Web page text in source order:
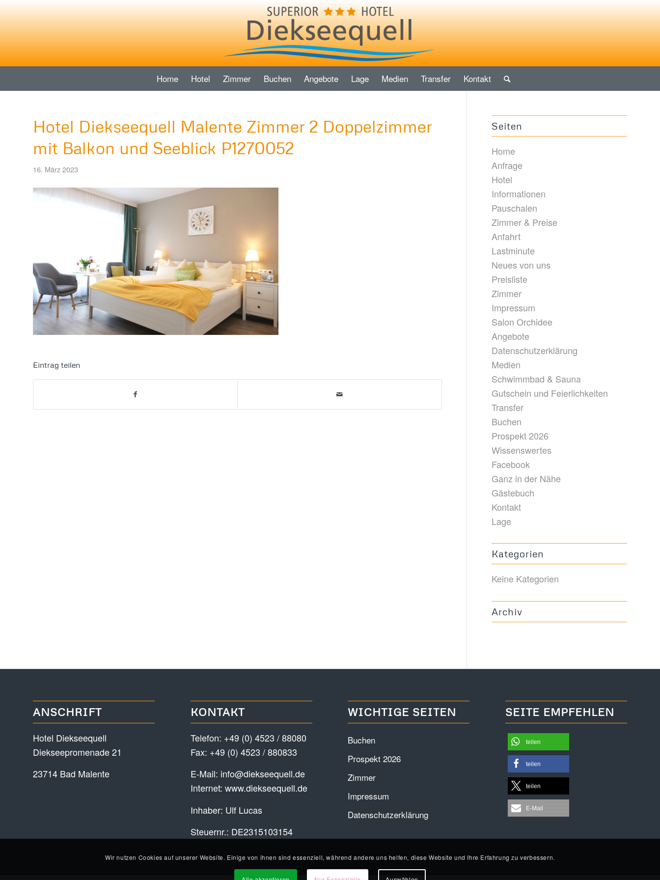
Home Hotel Zimmer Buchen Angebote Lage Medien Transfer Kontakt
Hotel Diekseequell Malente Zimmer 2 Doppelzimmer
mit Balkon und Seeblick P1270052
16. März 2023
Eintrag teilen
Seiten
Home
Anfrage
Hotel
Informationen
Pauschalen
Zimmer & Preise
Anfahrt
Lastminute
Neues von uns
Preisliste
Zimmer
Impressum
Salon Orchidee
Angebote
Datenschutzerklärung
Medien
Schwimmbad & Sauna
Gutschein und Feierlichkeiten
Transfer
Buchen
Prospekt 2026
Wissenswertes
Facebook
Ganz in der Nähe
Gästebuch
Kontakt
Lage
Kategorien
Keine Kategorien
Archiv
ANSCHRIFT
Hotel Diekseequell
Diekseepromenade 21
23714 Bad Malente
KONTAKT
Telefon: +49 (0) 4523 / 88080
Fax: +49 (0) 4523 / 880833
E-Mail: info@diekseequell.de
Internet: www.diekseequell.de
Inhaber: Ulf Lucas
Steuernr.: DE2315103154
WICHTIGE SEITEN
Buchen
Prospekt 2026
Zimmer
Impressum
Datenschutzerklärung
SEITE EMPFEHLEN
teilen
teilen
teilen
E-Mail
Wir nutzen Cookies auf unserer Website. Einige von ihnen sind essenziell, während andere uns helfen, diese Website und Ihre Erfahrung zu verbessern.